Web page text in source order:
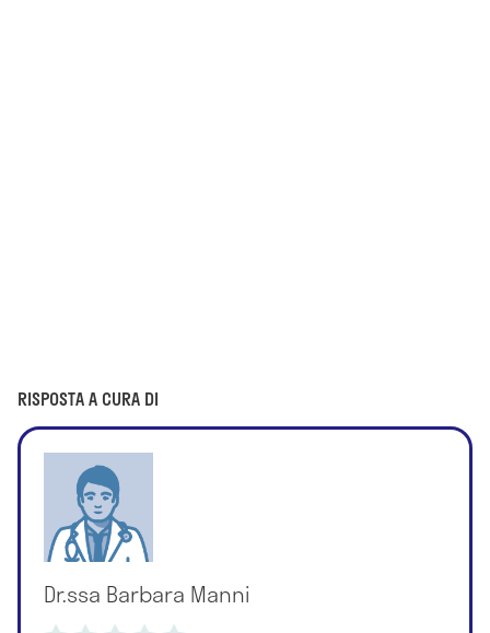
RISPOSTA A CURA DI
Dr.ssa Barbara Manni